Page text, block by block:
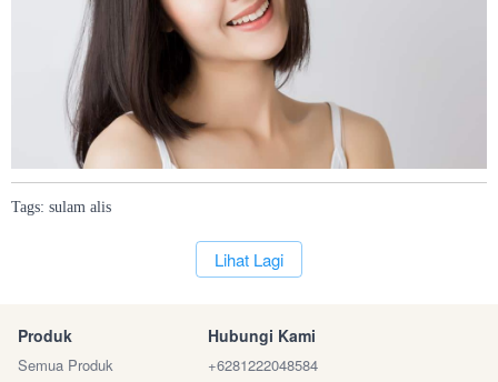
Tags: sulam alis
`Lihat Lagi
Produk
Semua Produk
Hubungi Kami
+6281222048584